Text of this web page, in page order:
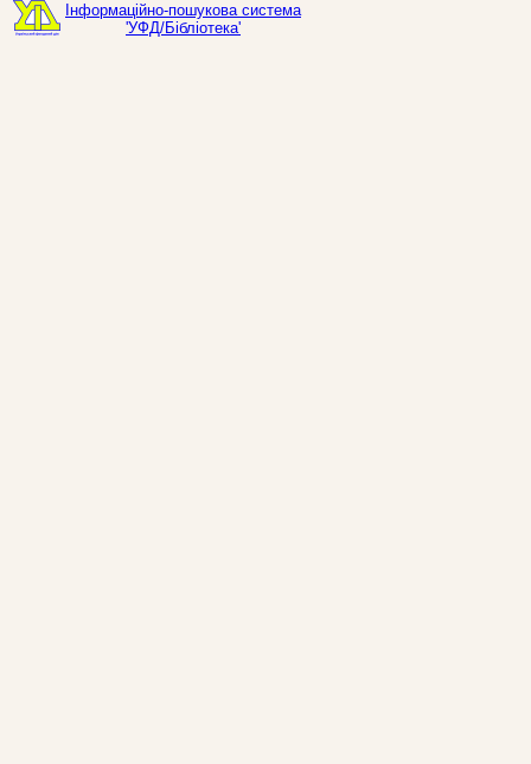
Інформаційно-пошукова система
'УФД/Бібліотека'